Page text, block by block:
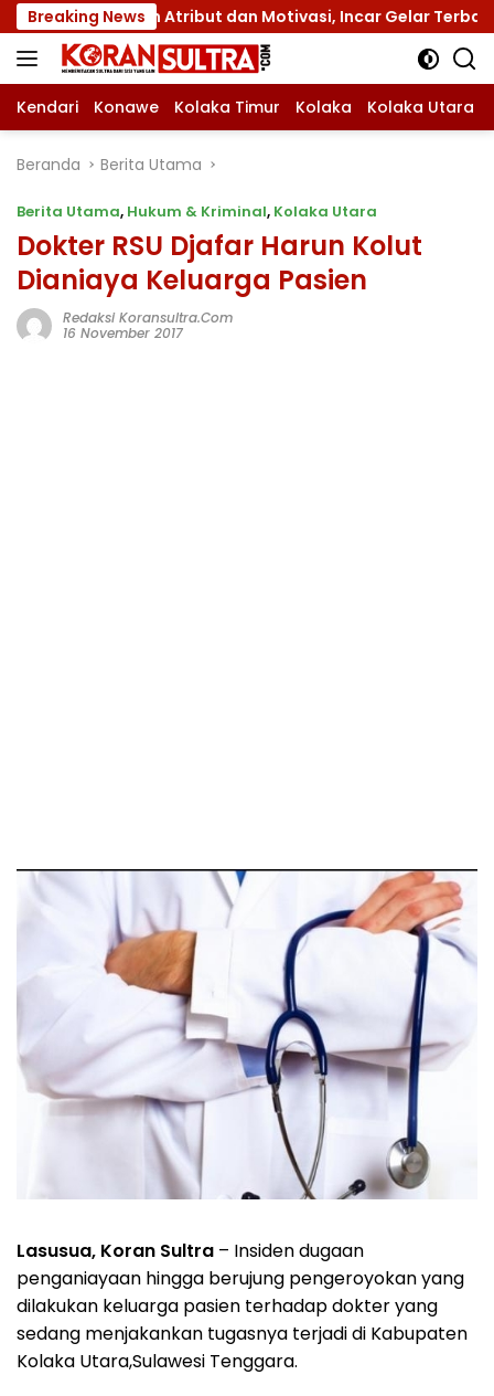
Langsung
ke
konten
Breaking News
Atribut dan Motivasi, Incar Gelar Terbaik di Sultra
Kendari Konawe Kolaka Timur Kolaka Kolaka Utara
Beranda Berita Utama
Berita Utama, Hukum & Kriminal, Kolaka Utara
Dokter RSU Djafar Harun Kolut
Dianiaya Keluarga Pasien
Redaksi Koransultra.com
16 November 2017
Lasusua, Koran Sultra – Insiden dugaan
penganiayaan hingga berujung pengeroyokan yang
dilakukan keluarga pasien terhadap dokter yang
sedang menjakankan tugasnya terjadi di Kabupaten
Kolaka Utara,Sulawesi Tenggara.